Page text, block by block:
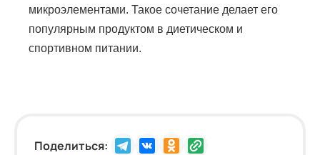
микроэлементами. Такое сочетание делает его
популярным продуктом в диетическом и
спортивном питании.
Поделиться: